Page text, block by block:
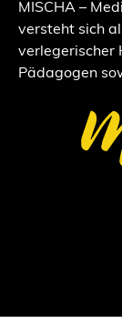
MISCHA –
versteht sich
verlegerischer
Pädagogen